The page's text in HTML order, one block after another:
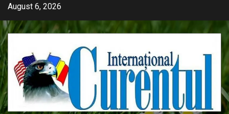
Skip
content
August 6, 2026